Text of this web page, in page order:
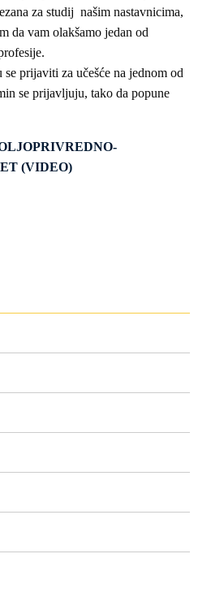
za studij našim nastavnicima,
da vam olakšamo jedan od
prijaviti za učešće na jednom od
se prijavljuju, tako da popune
(VIDEO)